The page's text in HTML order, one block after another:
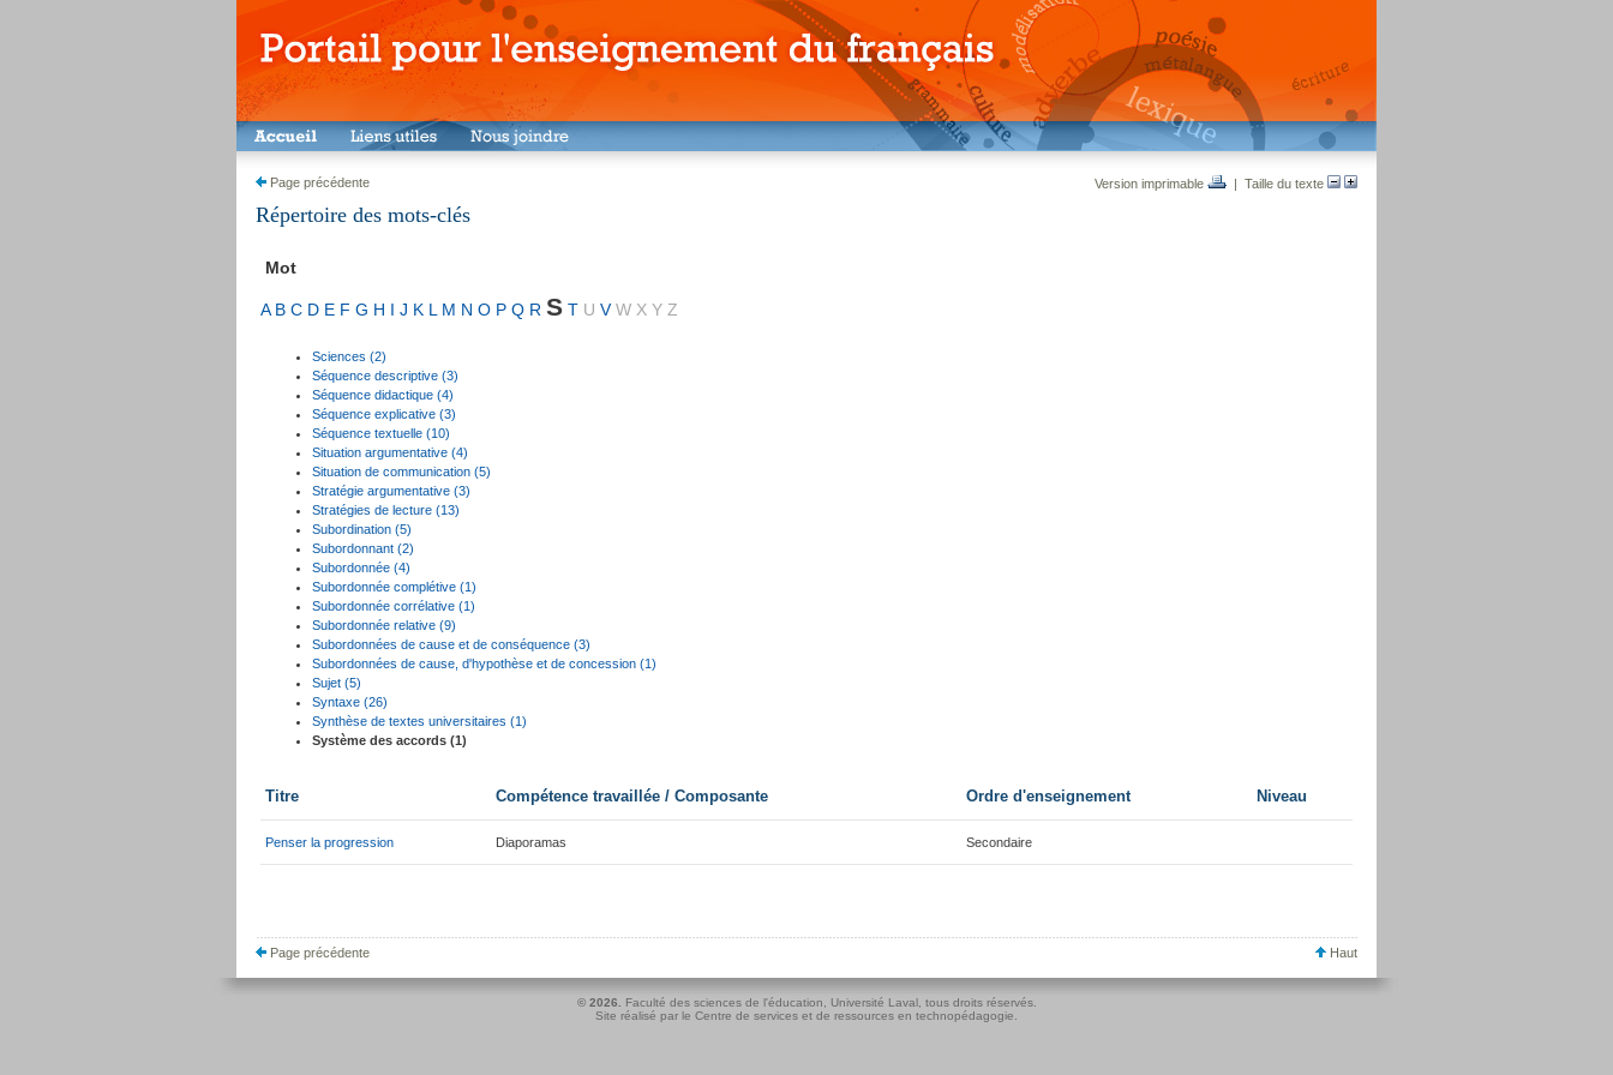
Page précédente Version imprimable | Taille du texte
Répertoire des mots-clés
Mot
A B C D E F G H I J K L M N O P Q R S T U V W X Y Z
Sciences (2)
Séquence descriptive (3)
Séquence didactique (4)
Séquence explicative (3)
Séquence textuelle (10)
Situation argumentative (4)
Situation de communication (5)
Stratégie argumentative (3)
Stratégies de lecture (13)
Subordination (5)
Subordonnant (2)
Subordonnée (4)
Subordonnée complétive (1)
Subordonnée corrélative (1)
Subordonnée relative (9)
Subordonnées de cause et de conséquence (3)
Subordonnées de cause, d'hypothèse et de concession (1)
Sujet (5)
Syntaxe (26)
Synthèse de textes universitaires (1)
Système des accords (1)
Titre Compétence travaillée / Composante Ordre d'enseignement Niveau
Penser la progression Diaporamas Secondaire
Page précédente Haut
© 2026. Faculté des sciences de l'éducation Université Laval, tous droits réservés.
Site réalisé par le Centre de services et de ressources en technopédagogie